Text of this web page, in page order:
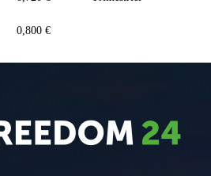
0,800 €